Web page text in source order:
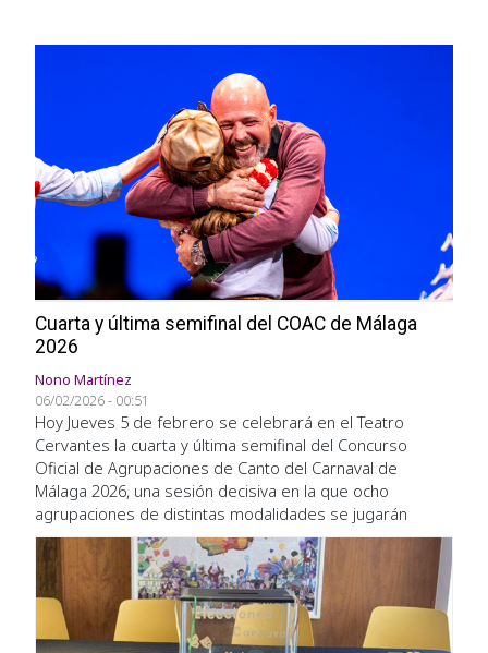
Cuarta y última semifinal del COAC de Málaga
2026
Nono Martínez
06/02/2026 - 00:51
Hoy Jueves 5 de febrero se celebrará en el Teatro
Cervantes la cuarta y última semifinal del Concurso
Oficial de Agrupaciones de Canto del Carnaval de
Málaga 2026, una sesión decisiva en la que ocho
agrupaciones de distintas modalidades se jugarán